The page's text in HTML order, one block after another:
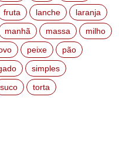
fruta lanche
laranja
manhã massa
milho
peixe
pão
simples
suco torta